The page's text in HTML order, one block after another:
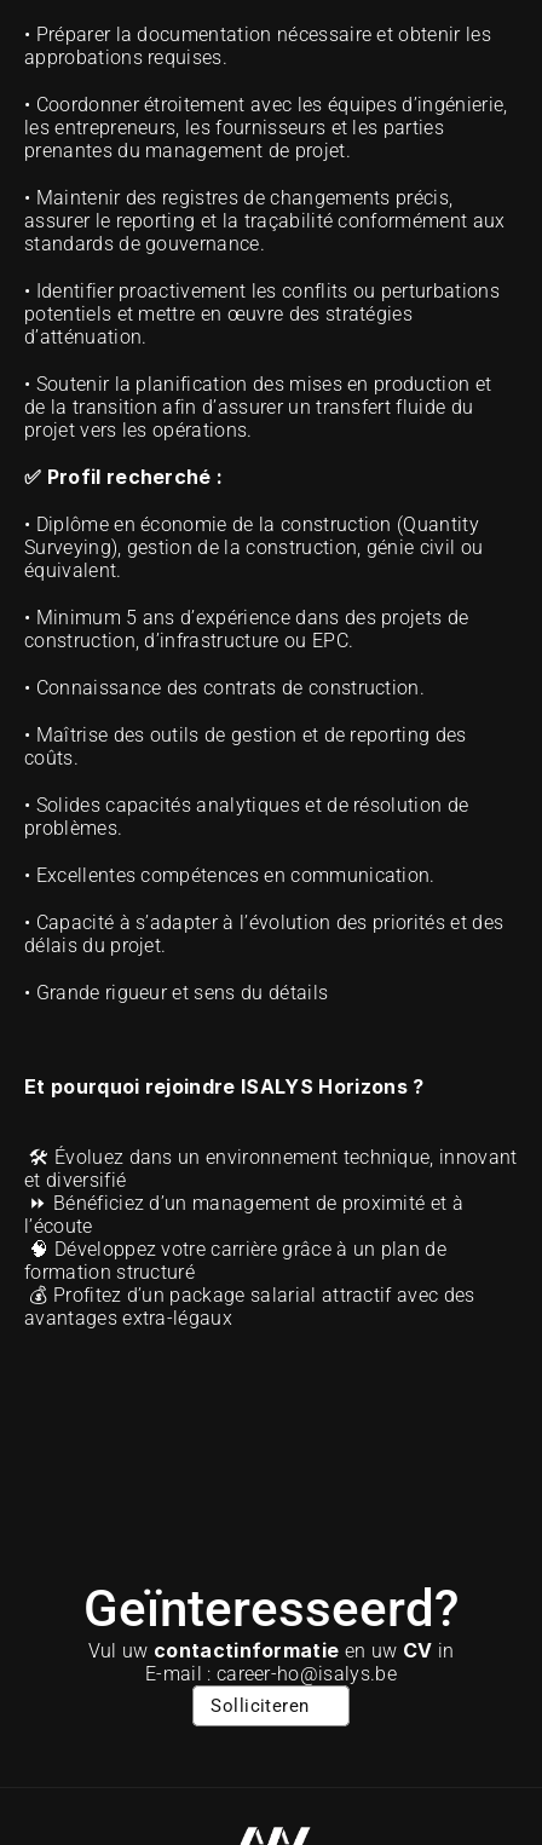
• Préparer la documentation nécessaire et obtenir les
approbations requises.
• Coordonner étroitement avec les équipes d’ingénierie,
les entrepreneurs, les fournisseurs et les parties
prenantes du management de projet.
• Maintenir des registres de changements précis,
assurer le reporting et la traçabilité conformément aux
standards de gouvernance.
• Identifier proactivement les conflits ou perturbations
potentiels et mettre en œuvre des stratégies
d’atténuation.
• Soutenir la planification des mises en production et
de la transition afin d’assurer un transfert fluide du
projet vers les opérations.
✅ Profil recherché :
• Diplôme en économie de la construction (Quantity
Surveying), gestion de la construction, génie civil ou
équivalent.
• Minimum 5 ans d’expérience dans des projets de
construction, d’infrastructure ou EPC.
• Maîtrise des outils de gestion et de reporting des
coûts.
• Solides capacités analytiques et de résolution de
problèmes.
• Excellentes compétences en communication.
• Capacité à s’adapter à l’évolution des priorités et des
délais du projet.
• Grande rigueur et sens du détails
Et pourquoi rejoindre ISALYS Horizons ?
🛠️ Évoluez dans un environnement technique, innovant
et diversifié
l’écoute
formation structuré
avantages extra-légaux
Geïnteresseerd?
Vul uw contactinformatie en uw CV in
E-mail : career-ho@isalys.be
Solliciteren